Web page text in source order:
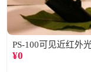
PS-100可见近红外
¥0